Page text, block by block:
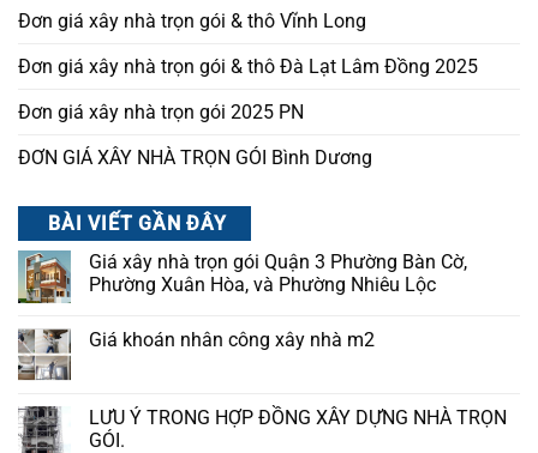
Đơn giá xây nhà trọn gói & thô Vĩnh Long
Đơn giá xây nhà trọn gói & thô Đà Lạt Lâm Đồng 2025
Đơn giá xây nhà trọn gói 2025 PN
ĐƠN GIÁ XÂY NHÀ TRỌN GÓI Bình Dương
BÀI VIẾT GẦN ĐÂY
Giá xây nhà trọn gói Quận 3 Phường Bàn Cờ,
Phường Xuân Hòa, và Phường Nhiêu Lộc
Giá khoán nhân công xây nhà m2
LƯU Ý TRONG HỢP ĐỒNG XÂY DỰNG NHÀ TRỌN
GÓI.